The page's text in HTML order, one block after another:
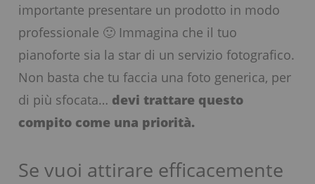
importante presentare un prodotto in modo
professionale 🙂 Immagina che il tuo
pianoforte sia la star di un servizio fotografico.
Non basta che tu faccia una foto generica, per
di più sfocata… devi trattare questo
compito come una priorità.
Se vuoi attirare efficacemente